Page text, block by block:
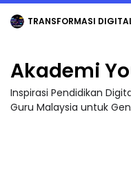
TRANSFORMASI DIGITAL GURU SIRI 7 :
Akademi
Inspirasi Pendidikan
Guru Malaysia untuk